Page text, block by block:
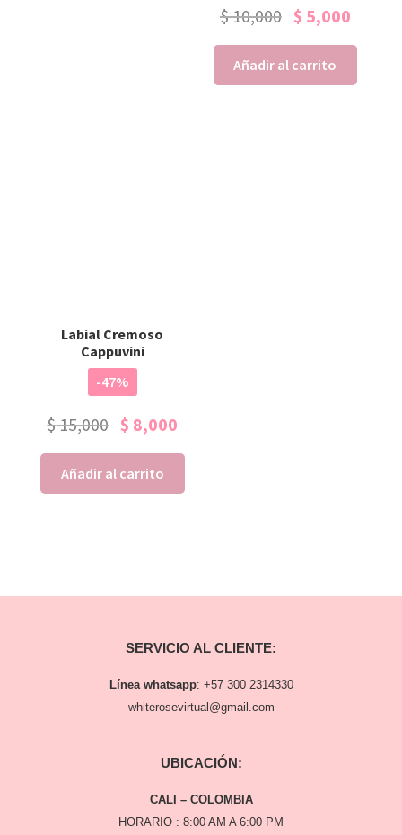
$10,000 $ 5,000
Añadir al carrito
Labial Cremoso
Cappuvini
-47%
$15,000 $ 8,000
Añadir al carrito
SERVICIO AL CLIENTE:
Línea whatsapp: +57 300 2314330
whiterosevirtual@gmail.com
UBICACIÓN:
CALI – COLOMBIA
HORARIO : 8:00 AM A 6:00 PM